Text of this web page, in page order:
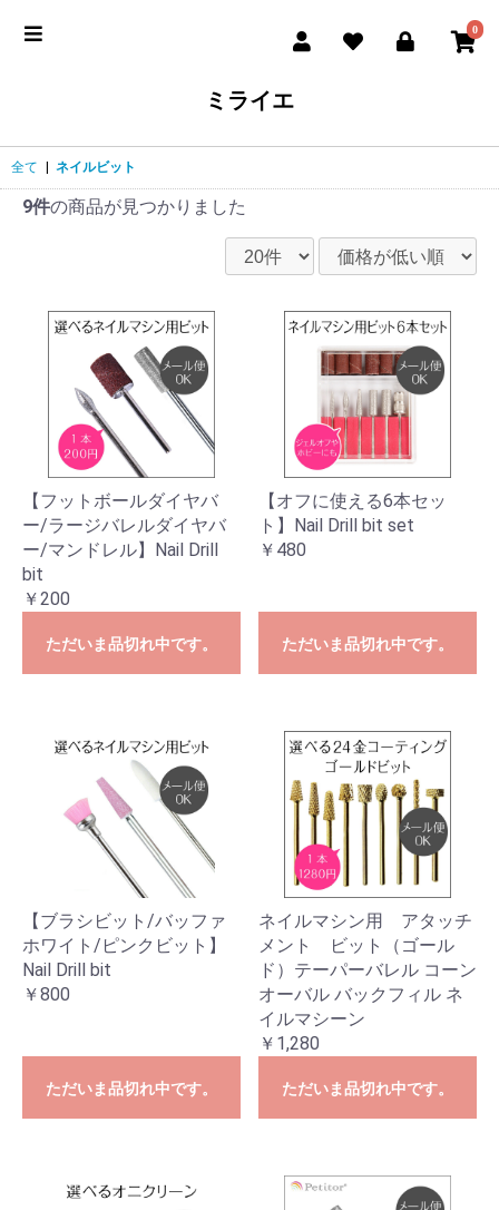
0
ミライエ
全て ネイルビット
9件の商品が見つかりました
【フットボールダイヤバ
ー/ラージバレルダイヤバ
ー/マンドレル】Nail Drill
bit
￥200
ただいま品切れ中です。
【オフに使える6本セッ
ト】Nail Drill bit set
￥480
ただいま品切れ中です。
【ブラシビット/バッファ
ホワイト/ピンクビット】
Nail Drill bit
￥800
ただいま品切れ中です。
ネイルマシン用 アタッチ
メント ビット（ゴール
ド）テーパーバレル コーン
オーバル バックフィル ネ
イルマシーン
￥1,280
ただいま品切れ中です。